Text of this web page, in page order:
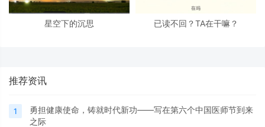
星空下的沉思 已读不回？TA在干嘛？
推荐资讯
1
勇担健康使命，铸就时代新功——写在第六个中国医师节到来
之际